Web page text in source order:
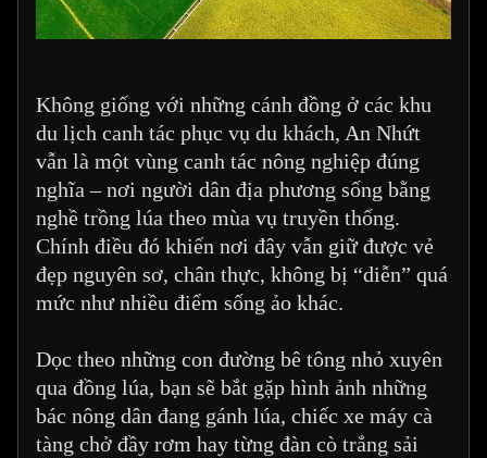
Không giống với những cánh đồng ở các khu
du lịch canh tác phục vụ du khách, An Nhứt
vẫn là một vùng canh tác nông nghiệp đúng
nghĩa – nơi người dân địa phương sống bằng
nghề trồng lúa theo mùa vụ truyền thống.
Chính điều đó khiến nơi đây vẫn giữ được vẻ
đẹp nguyên sơ, chân thực, không bị “diễn” quá
mức như nhiều điểm sống ảo khác.
Dọc theo những con đường bê tông nhỏ xuyên
qua đồng lúa, bạn sẽ bắt gặp hình ảnh những
bác nông dân đang gánh lúa, chiếc xe máy cà
tàng chở đầy rơm hay từng đàn cò trắng sải